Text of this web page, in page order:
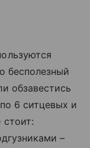
бесполезный
обзавестись
6 ситцевых и
–